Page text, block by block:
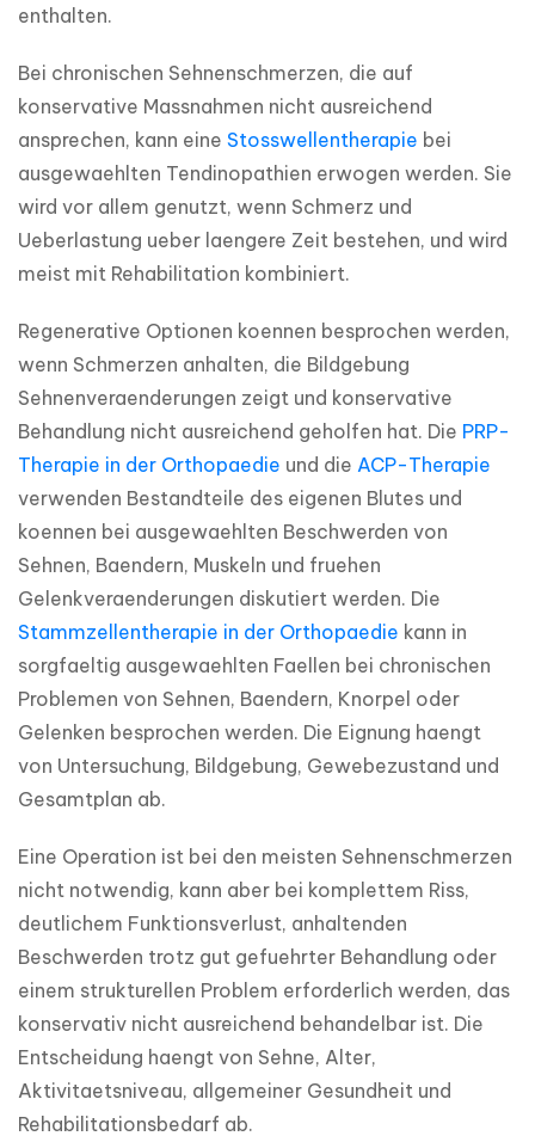
enthalten.
Bei chronischen Sehnenschmerzen, die auf
konservative Massnahmen nicht ausreichend
ansprechen, kann eine Stosswellentherapie bei
ausgewaehlten Tendinopathien erwogen werden. Sie
wird vor allem genutzt, wenn Schmerz und
Ueberlastung ueber laengere Zeit bestehen, und wird
meist mit Rehabilitation kombiniert.
Regenerative Optionen koennen besprochen werden,
wenn Schmerzen anhalten, die Bildgebung
Sehnenveraenderungen zeigt und konservative
Behandlung nicht ausreichend geholfen hat. Die PRP-
Therapie in der Orthopaedie und die ACP-Therapie
verwenden Bestandteile des eigenen Blutes und
koennen bei ausgewaehlten Beschwerden von
Sehnen, Baendern, Muskeln und fruehen
Stammzellentherapie in der Orthopaedie kann in
sorgfaeltig ausgewaehlten Faellen bei chronischen
Problemen von Sehnen, Baendern, Knorpel oder
Gelenken besprochen werden. Die Eignung haengt
von Untersuchung, Bildgebung, Gewebezustand und
Gesamtplan ab.
Eine Operation ist bei den meisten Sehnenschmerzen
nicht notwendig, kann aber bei komplettem Riss,
deutlichem Funktionsverlust, anhaltenden
Beschwerden trotz gut gefuehrter Behandlung oder
einem strukturellen Problem erforderlich werden, das
konservativ nicht ausreichend behandelbar ist. Die
Entscheidung haengt von Sehne, Alter,
Aktivitaetsniveau, allgemeiner Gesundheit und
Rehabilitationsbedarf ab.